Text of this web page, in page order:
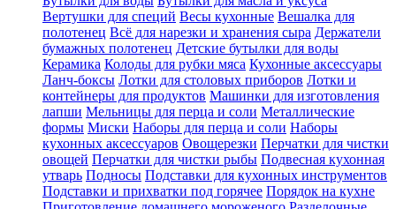
Вертушки для специй Весы кухонные Вешалка для
полотенец Всё для нарезки и хранения сыра Держатели
бумажных полотенец Детские бутылки для воды
Керамика Колоды для рубки мяса Кухонные аксессуары
Ланч-боксы Лотки для столовых приборов Лотки и
контейнеры для продуктов Машинки для изготовления
лапши Мельницы для перца и соли Металлические
формы Миски Наборы для перца и соли Наборы
кухонных аксессуаров Овощерезки Перчатки для чистки
овощей Перчатки для чистки рыбы Подвесная кухонная
утварь Подносы Подставки для кухонных инструментов
Подставки и прихватки под горячее Порядок на кухне